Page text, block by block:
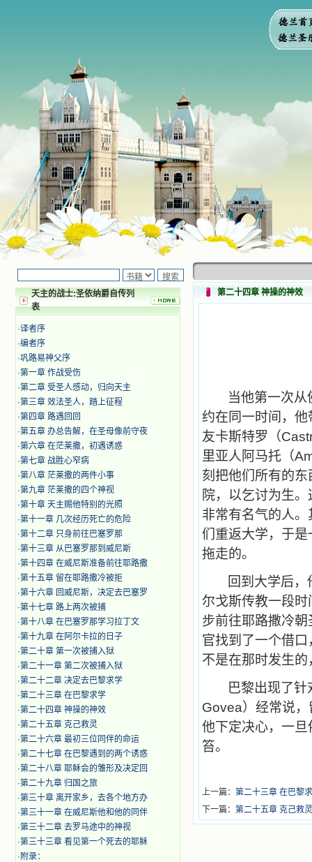
天主的战士:圣依纳爵自传列
表
·译者序
·编者序
·巩路易神父序
·第一章 作战受伤
·第二章 受圣人感动，归向天主
·第三章 效法圣人，踏上征程
·第四章 路遇回回
·第五章 办总告解，在圣母像前守夜
·第六章 在茫莱撒，初遇诱惑
·第七章 战胜心窄病
·第八章 茫莱撒的两件小事
·第九章 茫莱撒的四个神视
·第十章 天主赐他特别的光照
·第十一章 几次经历死亡的危险
·第十二章 只身前往巴塞罗那
·第十三章 从巴塞罗那到威尼斯
·第十四章 在威尼斯准备前往耶路撒
·第十五章 留在耶路撒冷被拒
·第十六章 回威尼斯，决定去巴塞罗
·第十七章 路上两次被捕
·第十八章 在巴塞罗那学习拉丁文
·第十九章 在阿尔卡拉的日子
·第二十章 第一次被捕入狱
·第二十一章 第二次被捕入狱
·第二十二章 决定去巴黎求学
·第二十三章 在巴黎求学
·第二十四章 神操的神效
·第二十五章 克己救灵
·第二十六章 最初三位同伴的命运
·第二十七章 在巴黎遇到的两个诱惑
·第二十八章 耶稣会的雏形及决定回
·第二十九章 归国之旅
·第三十章 离开家乡，去各个地方办
·第三十一章 在威尼斯他和他的同伴
·第三十二章 去罗马途中的神视
·第三十三章 看见第一个死去的耶稣
· 附录：
第二十四章 神操的神效
当他第一次
约在同一时间，
友卡斯特罗（
里亚人阿马托（
刻把他们所有的
院，以乞讨为生
非常有名气的人
们重返大学，于
拖走的。
回到大学后
尔戈斯传教一段
步前往耶路撒冷
官找到了一个借
不是在那时发生
巴黎出现了
Govea）经常说
他下定决心，一
笞。
上一篇： 第二十三章 在巴黎
下一篇： 第二十五章 克己救灵